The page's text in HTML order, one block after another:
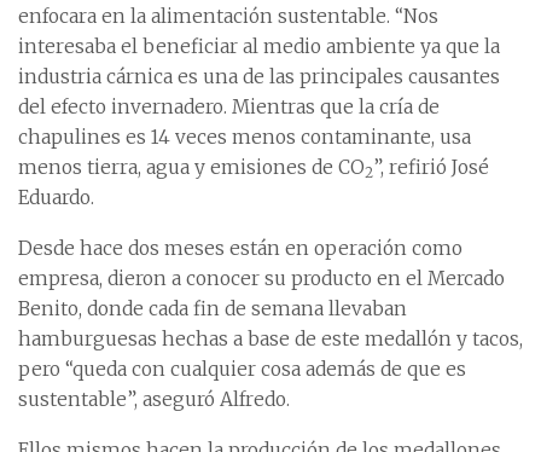
enfocara en la alimentación sustentable. “Nos
interesaba el beneficiar al medio ambiente ya que la
industria cárnica es una de las principales causantes
del efecto invernadero. Mientras que la cría de
chapulines es 14 veces menos contaminante, usa
menos tierra, agua y emisiones de CO2”, refirió José
Eduardo.
Desde hace dos meses están en operación como
empresa, dieron a conocer su producto en el Mercado
Benito, donde cada fin de semana llevaban
hamburguesas hechas a base de este medallón y tacos,
pero “queda con cualquier cosa además de que es
sustentable”, aseguró Alfredo.